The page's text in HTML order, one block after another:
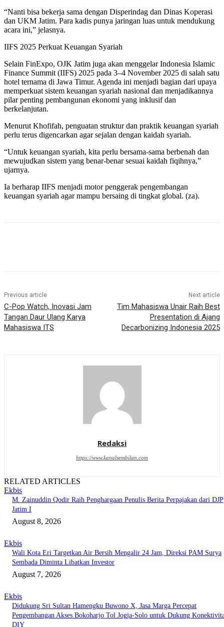
“Nanti bisa bekerja sama dengan Disperindag dan Dinas Koperasi
dan UKM Jatim. Para kadis punya jaringan luas untuk mendukung
acara ini,” jelasnya.
IIFS 2025 Perkuat Keuangan Syariah
Selain FinExpo, OJK Jatim juga akan menggelar Indonesia Islamic
Finance Summit (IIFS) 2025 pada 3–4 November 2025 di salah satu
hotel ternama di Jawa Timur. Agenda ini menjadi bagian dari upaya
memperkuat sistem keuangan syariah nasional dan menjadikannya
pilar penting pembangunan ekonomi yang inklusif dan
berkelanjutan.
Menurut Khofifah, penguatan struktur dan praktik keuangan syariah
perlu terus digencarkan agar sejalan dengan kaidah syariah.
“Untuk keuangan syariah, kita perlu bersama-sama berbenah dan
mewujudkan sistem yang benar-benar sesuai kaidah fiqihnya,”
ujarnya.
Ia berharap IIFS menjadi motor penggerak pengembangan
keuangan syariah agar mampu bersaing di tingkat global. (za).
Previous article
C-Pop Watch, Inovasi Jam
Tangan Daur Ulang Karya
Mahasiswa ITS
Next article
Tim Mahasiswa Unair Raih Best
Presentation di Ajang
Decarbonizing Indonesia 2025
Redaksi
https://www.kanalsembilan.com
RELATED ARTICLES
Ekbis
M. Zainuddin Qodir Raih Penghargaan Penulis Berita Perpajakan dari DJP
Jatim I
August 8, 2026
Ekbis
Wali Kota Eri Targetkan Air Bersih Mengalir 24 Jam, Direksi PAM Surya
Sembada Diminta Libatkan Investor
August 7, 2026
Ekbis
Didukung Sri Sultan Hamengku Buwono X, Jasa Marga Percepat
Pengembangan Akses Bokoharjo Tol Jogja-Solo untuk Dukung
DIY